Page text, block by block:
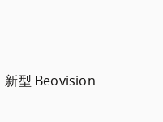
新型 Beovision